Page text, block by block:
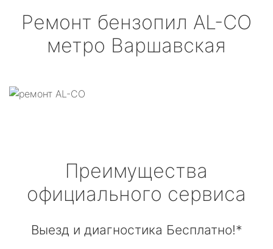
Ремонт бензопил AL-CO
метро Варшавская
Преимущества
официального сервиса
Выезд и диагностика Бесплатно!*